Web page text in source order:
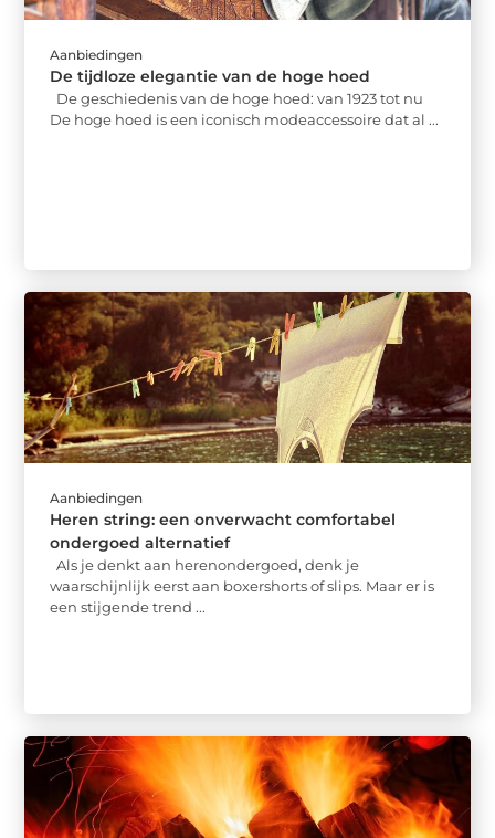
Aanbiedingen
De tijdloze elegantie van de hoge hoed
De geschiedenis van de hoge hoed: van 1923 tot nu
De hoge hoed is een iconisch modeaccessoire dat al ...
Aanbiedingen
Heren string: een onverwacht comfortabel
ondergoed alternatief
Als je denkt aan herenondergoed, denk je
waarschijnlijk eerst aan boxershorts of slips. Maar er is
een stijgende trend ...